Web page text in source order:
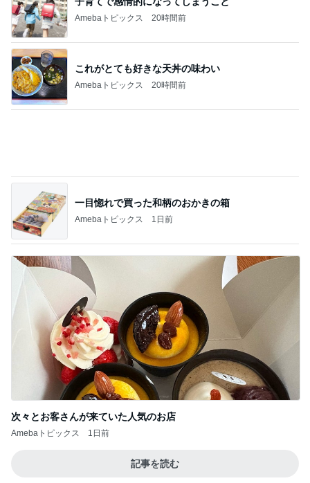
一目惚れで買った和柄のおかきの箱
Amebaトピックス 1日前
次々とお客さんが来ていた人気のお店
Amebaトピックス 1日前
記事を読む
仕方なく滞在した花火大会の夜
Amebaトピックス 20時間前